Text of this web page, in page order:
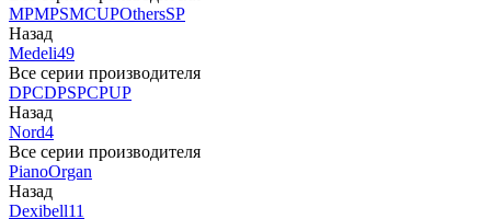
MPMPSMCUPOthersSP
Назад
Medeli49
Все серии производителя
DPCDPSPCPUP
Назад
Nord4
Все серии производителя
PianoOrgan
Назад
Dexibell11